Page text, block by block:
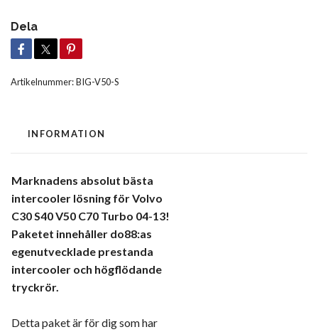
Dela
Artikelnummer:BIG-V50-S
INFORMATION
Marknadens absolut bästa
intercooler lösning för Volvo
C30 S40 V50 C70 Turbo 04-13!
Paketet innehåller do88:as
egenutvecklade prestanda
intercooler och högflödande
tryckrör.
Detta paket är för dig som har